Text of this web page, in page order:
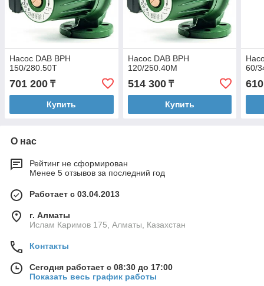
Насос DAB BPH
150/280.50T
701 200 ₸
Купить
Насос DAB BPH
120/250.40M
514 300₸
Купить
60/
О нас
Рейтинг не сформирован
Менее 5 отзывов за последний год
Работает с 03.04.2013
г. Алматы
Ислам Каримов 175, Алматы, Казахстан
Контакты
Сегодня работает с 08:30 до 17:00
Показать весь график работы